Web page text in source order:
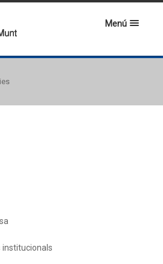
Menú
institucionals